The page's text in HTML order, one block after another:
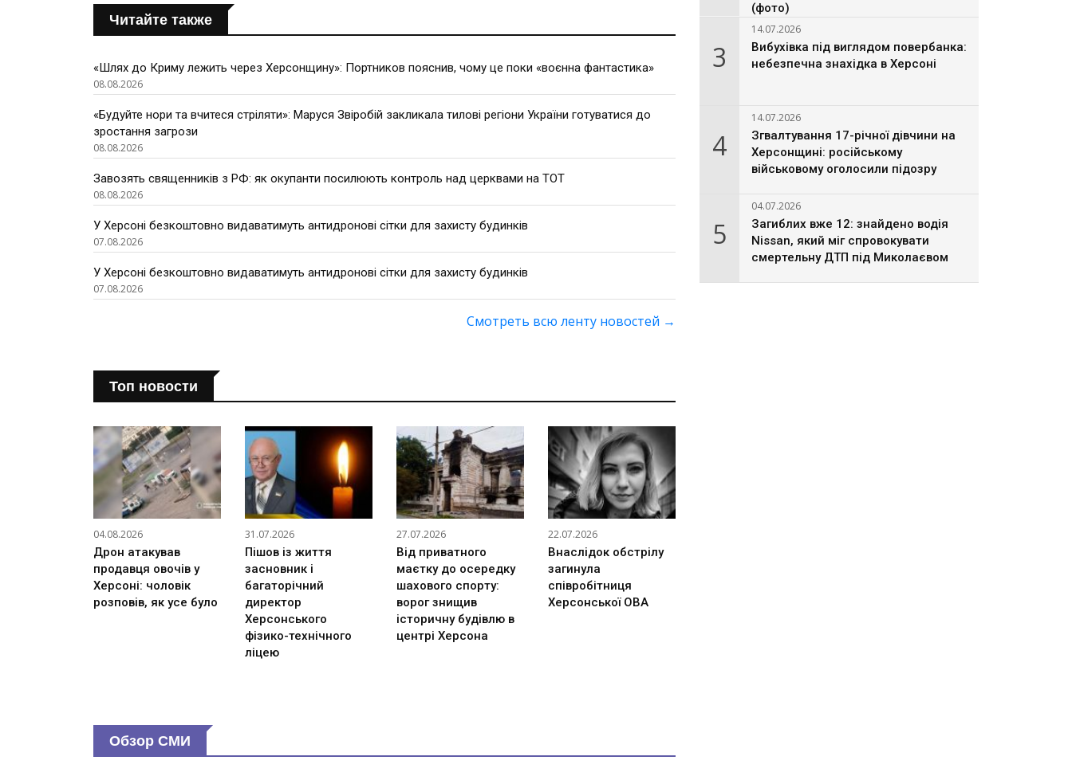
Читайте также
«Шлях до Криму лежить через Херсонщину»: Портников пояснив, чому це поки «воєнна фантастика»
08.08.2026
«Будуйте нори та вчитеся стріляти»: Маруся Звіробій закликала тилові регіони України готуватися до
зростання загрози
08.08.2026
Завозять священників з РФ: як окупанти посилюють контроль над церквами на ТОТ
08.08.2026
У Херсоні безкоштовно видаватимуть антидронові сітки для захисту будинків
07.08.2026
У Херсоні безкоштовно видаватимуть антидронові сітки для захисту будинків
07.08.2026
Смотреть всю ленту новостей →
Топ новости
04.08.2026
Дрон атакував
продавця овочів у
Херсоні: чоловік
розповів, як усе було
31.07.2026
Пішов із життя
засновник і
багаторічний
директор
Херсонського
фізико-технічного
ліцею
27.07.2026
Від приватного
маєтку до осередку
шахового спорту:
ворог знищив
історичну будівлю в
центрі Херсона
22.07.2026
Внаслідок обстрілу
загинула
співробітниця
Херсонської ОВА
Обзор СМИ
(фото)
3
14.07.2026
Вибухівка під виглядом повербанка:
небезпечна знахідка в Херсоні
4
14.07.2026
Згвалтування 17-річної дівчини на
Херсонщині: російському
військовому оголосили підозру
5
04.07.2026
Загиблих вже 12: знайдено водія
Nissan, який міг спровокувати
смертельну ДТП під Миколаєвом